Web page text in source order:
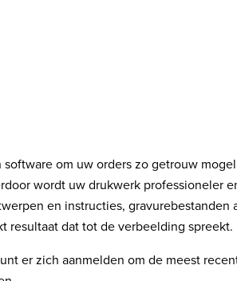
om uw orders zo getrouw
wordt uw drukwerk
en instructies,
resultaat dat tot de verbeelding spreekt.
er zich aanmelden om de meest